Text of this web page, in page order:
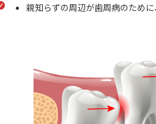
親知らずの周辺が歯周病のため